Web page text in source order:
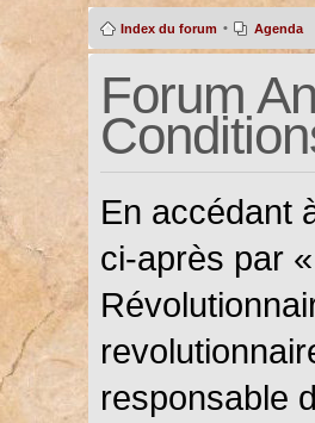
Index du forum • Agenda
Forum
En accédant
ci-après par
responsable